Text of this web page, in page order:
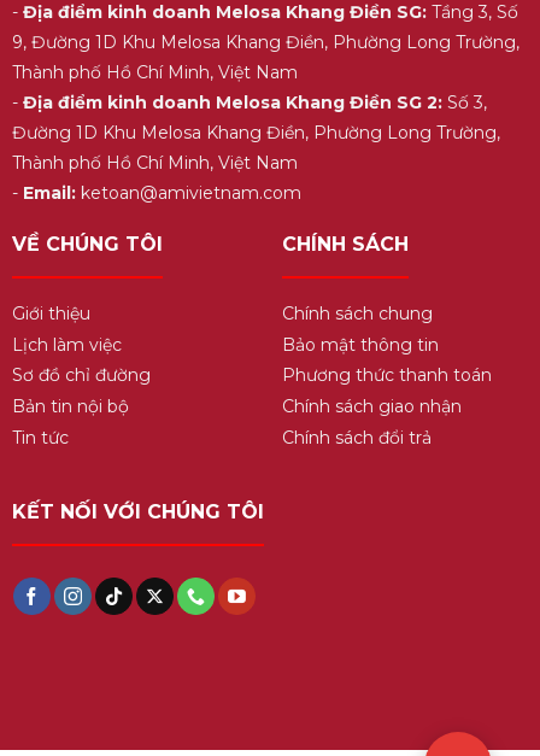
- Địa điểm kinh doanh Melosa Khang Điền SG:Tầng 3, Số
9, Đường 1D Khu Melosa Khang Điền, Phường Long Trường,
Thành phố Hồ Chí Minh, Việt Nam
- Địa điểm kinh doanh Melosa Khang Điền SG 2:Số 3,
Đường 1D Khu Melosa Khang Điền, Phường Long Trường,
Thành phố Hồ Chí Minh, Việt Nam
- Email:ketoan@amivietnam.com
VỀ CHÚNG TÔI
Giới thiệu
Lịch làm việc
Sơ đồ chỉ đường
Bản tin nội bộ
Tin tức
CHÍNH SÁCH
Chính sách chung
Bảo mật thông tin
Phương thức thanh toán
Chính sách giao nhận
Chính sách đổi trả
KẾT NỐI VỚI CHÚNG TÔI